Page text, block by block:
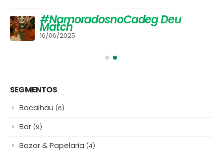
#NamoradosnoCadeg Deu
Match
16/06/2025
SEGMENTOS
Bacalhau (6)
Bar (9)
Bazar & Papelaria (4)